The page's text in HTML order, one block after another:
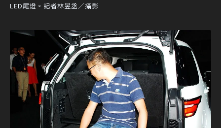
LED尾燈。記者林昱丞／攝影